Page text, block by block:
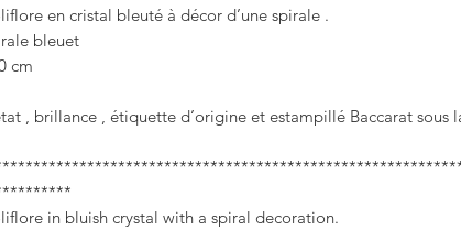
en cristal bleuté à décor d’une spirale .
bleuet
cm
, brillance , étiquette d’origine et estampillé Baccarat sous
in bluish crystal with a spiral decoration.